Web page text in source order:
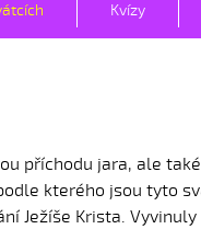
Kvízy
příchodu jara, ale také
kterého jsou tyto
Ježíše Krista. Vyvinuly